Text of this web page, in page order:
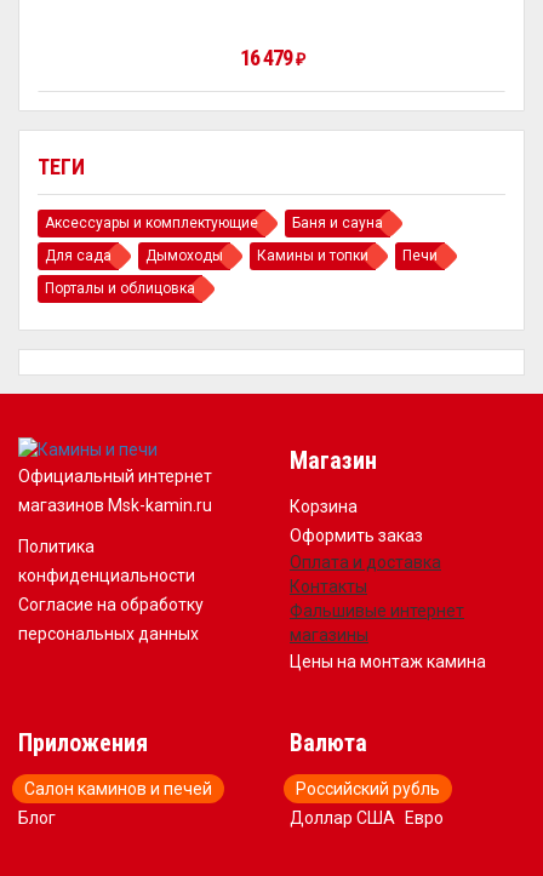
ТЕГИ
Аксессуары и комплектующие
Баня и сауна
Для сада
Дымоходы Камины и топки
Печи
Порталы и облицовка
16 479₽
Официальный интернет
магазинов Msk-kamin.ru
Политика
конфиденциальности
Согласие на обработку
персональных данных
Магазин
Корзина
Оформить заказ
Оплата и доставка
Контакты
Фальшивые интернет
магазины
Цены на монтаж камина
Приложения
Салон каминов и печей
Блог
Валюта
Российский рубль
Доллар США
Евро